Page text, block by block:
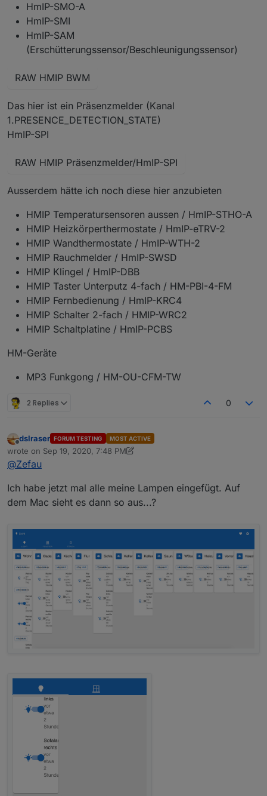
HmIP-SMO-A
HmIP-SMI
HmIP-SAM
(Erschütterungssensor/Beschleunigungssensor)
RAW HMIP BWM
Das hier ist ein Präsenzmelder (Kanal
1.PRESENCE_DETECTION_STATE)
HmIP-SPI
RAW HMIP Präsenzmelder/HmIP-SPI
Ausserdem hätte ich noch diese hier anzubieten
HMIP Temperatursensoren aussen / HmIP-STHO-A
HMIP Heizkörperthermostate / HmIP-eTRV-2
HMIP Wandthermostate / HmIP-WTH-2
HMIP Rauchmelder / HmIP-SWSD
HMIP Klingel / HmIP-DBB
HMIP Taster Unterputz 4-fach / HM-PBI-4-FM
HMIP Fernbedienung / HmIP-KRC4
HMIP Schalter 2-fach / HMIP-WRC2
HMIP Schaltplatine / HmIP-PCBS
HM-Geräte
MP3 Funkgong / HM-OU-CFM-TW
2 Replies 0
Offline
dslraser FORUM TESTING MOST ACTIVE
wrote on Sep 19, 2020, 7:48 PM
last edited by dslraserSep 19, 2020, 9:49 PM
@Zefau
Ich habe jetzt mal alle meine Lampen eingefügt. Auf
dem Mac sieht es dann so aus...?